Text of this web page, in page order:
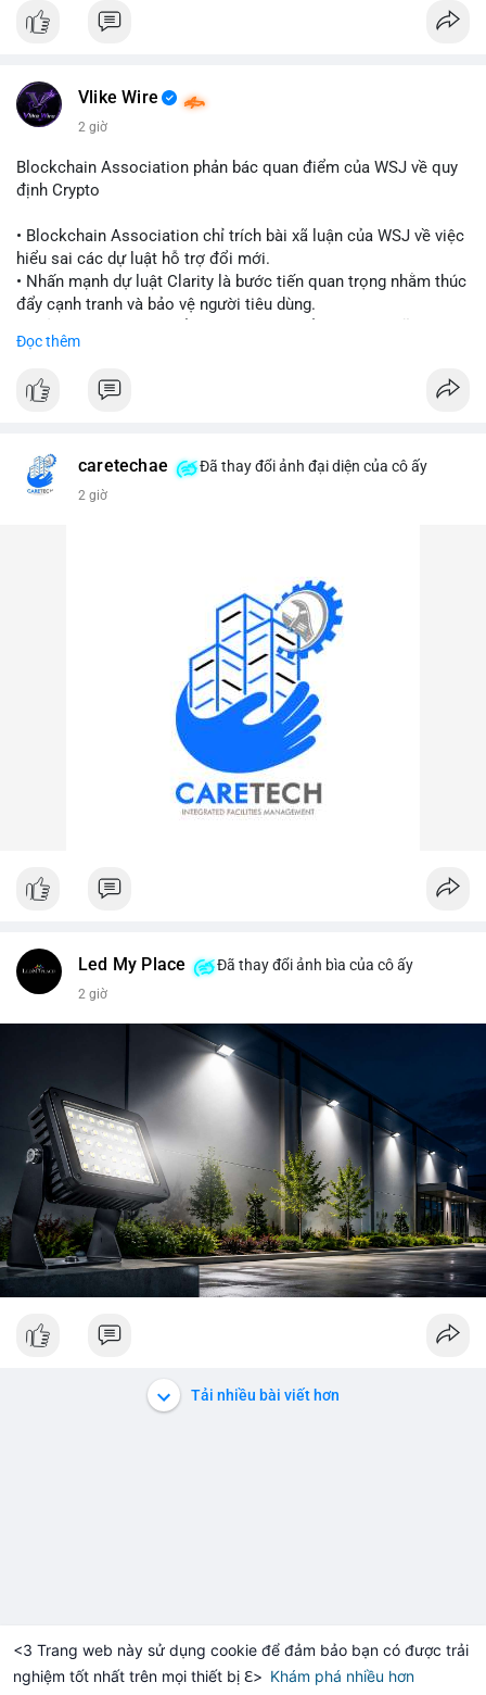
<3 Trang web này sử dụng cookie để đảm bảo bạn có được trải
nghiệm tốt nhất trên mọi thiết bị ℇ> Khám phá nhiều hơn
$1,915.52 +1.09% Solana SOL $73.43 -1.16%
một cách hợp pháp tại Cayman, thu hút thêm khách hàng tổ
tảng tiền điện tử tăng cường tuân thủ pháp lý để mở rộng hoạt
động.
#binancesquare #cryptonews #blockchain #regulation
#custody
$btc $eth
#vlikevn #titanbot
📰 Nguồn: Cointelegraph
Vlike Wire
2 giờ
Blockchain Association phản bác quan điểm của WSJ về quy
định Crypto
• Blockchain Association chỉ trích bài xã luận của WSJ về việc
hiểu sai các dự luật hỗ trợ đổi mới.
• Nhấn mạnh dự luật Clarity là bước tiến quan trọng nhằm thúc
đẩy cạnh tranh và bảo vệ người tiêu dùng.
tài sản số.
#blockchain #cryptonews
#vlikevn #titanbot
Đọc thêm
caretechae Đã thay đổi ảnh đại diện của cô ấy
2 giờ
Led My Place Đã thay đổi ảnh bìa của cô ấy
2 giờ
Tải nhiều bài viết hơn